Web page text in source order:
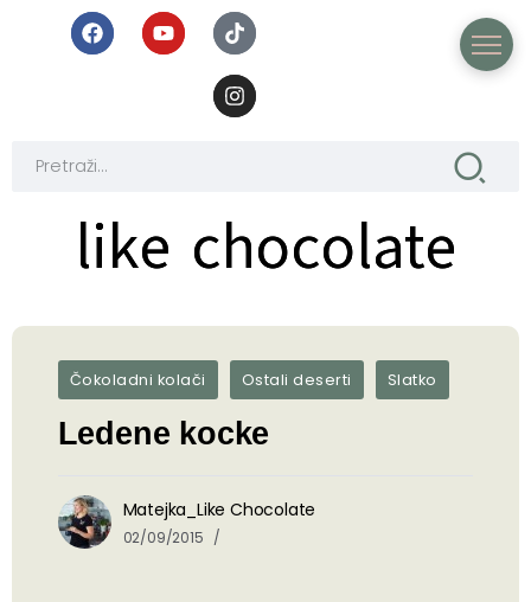
like chocolate
like chocolate
Čokoladni kolači Ostali deserti Slatko
Ledene kocke
Matejka_Like Chocolate
02/09/2015